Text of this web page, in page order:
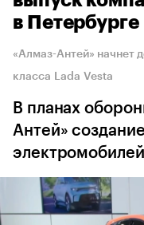
в Петербурге
«Алмаз-Антей» начнет
класса Lada Vesta
В планах
Антей»